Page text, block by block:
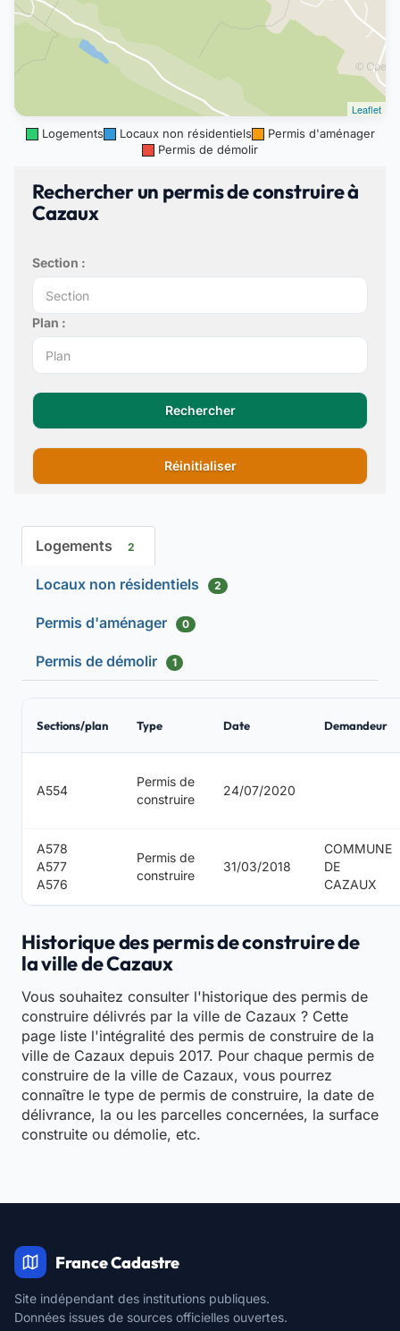
Leaflet
Logements
Locaux non résidentiels
Permis d'aménager
Permis de démolir
Rechercher un permis de construire à
Cazaux
Section :
Plan :
Rechercher
Réinitialiser
Logements 2
Locaux non résidentiels 2
Permis d'aménager 0
Permis de démolir 1
Sections/plan Type Date Demandeur
A554
Permis de
construire
24/07/2020
A578
A577
A576
Permis de
construire
31/03/2018
COMMUNE
DE
CAZAUX
Historique des permis de construire de
la ville de Cazaux
Vous souhaitez consulter l'historique des permis de
construire délivrés par la ville de Cazaux ? Cette
page liste l'intégralité des permis de construire de la
ville de Cazaux depuis 2017. Pour chaque permis de
construire de la ville de Cazaux, vous pourrez
connaître le type de permis de construire, la date de
délivrance, la ou les parcelles concernées, la surface
construite ou démolie, etc.
France Cadastre
Site indépendant des institutions publiques.
Données issues de sources officielles ouvertes.